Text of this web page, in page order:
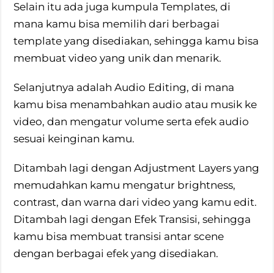
Selain itu ada juga kumpula Templates, di
mana kamu bisa memilih dari berbagai
template yang disediakan, sehingga kamu bisa
membuat video yang unik dan menarik.
Selanjutnya adalah Audio Editing, di mana
kamu bisa menambahkan audio atau musik ke
video, dan mengatur volume serta efek audio
sesuai keinginan kamu.
Ditambah lagi dengan Adjustment Layers yang
memudahkan kamu mengatur brightness,
contrast, dan warna dari video yang kamu edit.
Ditambah lagi dengan Efek Transisi, sehingga
kamu bisa membuat transisi antar scene
dengan berbagai efek yang disediakan.